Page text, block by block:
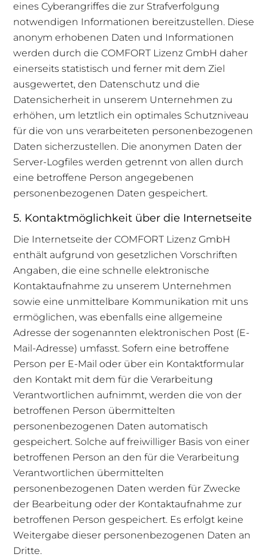
eines Cyberangriffes die zur Strafverfolgung
notwendigen Informationen bereitzustellen. Diese
anonym erhobenen Daten und Informationen
werden durch die COMFORT Lizenz GmbH daher
einerseits statistisch und ferner mit dem Ziel
ausgewertet, den Datenschutz und die
Datensicherheit in unserem Unternehmen zu
erhöhen, um letztlich ein optimales Schutzniveau
für die von uns verarbeiteten personenbezogenen
Daten sicherzustellen. Die anonymen Daten der
Server-Logfiles werden getrennt von allen durch
eine betroffene Person angegebenen
personenbezogenen Daten gespeichert.
5. Kontaktmöglichkeit über die Internetseite
Die Internetseite der COMFORT Lizenz GmbH
enthält aufgrund von gesetzlichen Vorschriften
Angaben, die eine schnelle elektronische
Kontaktaufnahme zu unserem Unternehmen
sowie eine unmittelbare Kommunikation mit uns
ermöglichen, was ebenfalls eine allgemeine
Adresse der sogenannten elektronischen Post (E-
Mail-Adresse) umfasst. Sofern eine betroffene
Person per E-Mail oder über ein Kontaktformular
den Kontakt mit dem für die Verarbeitung
Verantwortlichen aufnimmt, werden die von der
betroffenen Person übermittelten
personenbezogenen Daten automatisch
gespeichert. Solche auf freiwilliger Basis von einer
betroffenen Person an den für die Verarbeitung
Verantwortlichen übermittelten
personenbezogenen Daten werden für Zwecke
der Bearbeitung oder der Kontaktaufnahme zur
betroffenen Person gespeichert. Es erfolgt keine
Weitergabe dieser personenbezogenen Daten an
Dritte.